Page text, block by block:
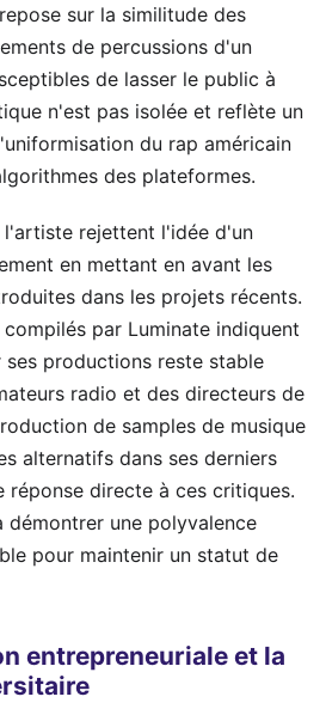
sur la similitude des
de percussions d'un
de lasser le public à
n'est pas isolée et reflète un
du rap américain
des plateformes.
l'artiste rejettent l'idée d'un
en mettant en avant les
dans les projets récents.
par Luminate indiquent
productions reste stable
radio et des directeurs de
de samples de musique
alternatifs dans ses derniers
réponse directe à ces critiques.
démontrer une polyvalence
pour maintenir un statut de
entrepreneuriale et la